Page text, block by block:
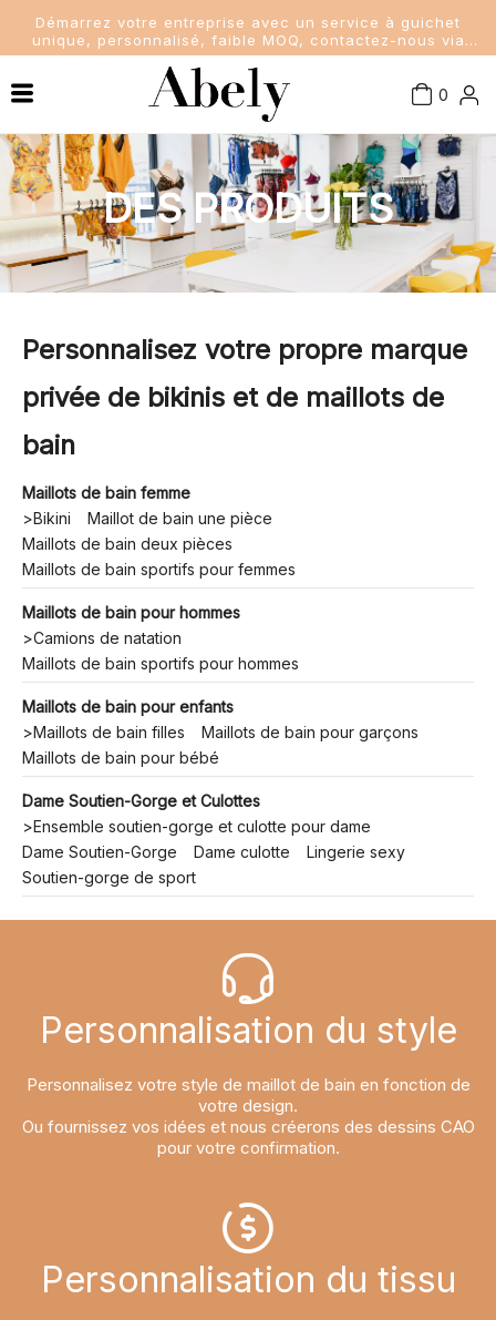
Démarrez votre entreprise avec un service à guichet
unique, personnalisé, faible MOQ, contactez-nous via
sales@abelyfashion.com
0
Maillots de bain femme
Maillots de bain pour hommes
Maillots de bain pour enfants
Connaissance de l'industrie
Nouvelles de la société
Nouvelles de l'industrie
DES PRODUITS
Personnalisez votre propre marque
privée de bikinis et de maillots de
bain
Maillots de bain femme
>Bikini
Maillot de bain une pièce
Maillots de bain deux pièces
Maillots de bain sportifs pour femmes
Maillots de bain pour hommes
>Camions de natation
Maillots de bain sportifs pour hommes
Maillots de bain pour enfants
>Maillots de bain filles
Maillots de bain pour garçons
Maillots de bain pour bébé
Dame Soutien-Gorge et Culottes
>Ensemble soutien-gorge et culotte pour dame
Dame Soutien-Gorge
Dame culotte
Lingerie sexy
Soutien-gorge de sport
Personnalisation du style
Personnalisez votre style de maillot de bain en fonction de
votre design.
Ou fournissez vos idées et nous créerons des dessins CAO
pour votre confirmation.
Personnalisation du tissu